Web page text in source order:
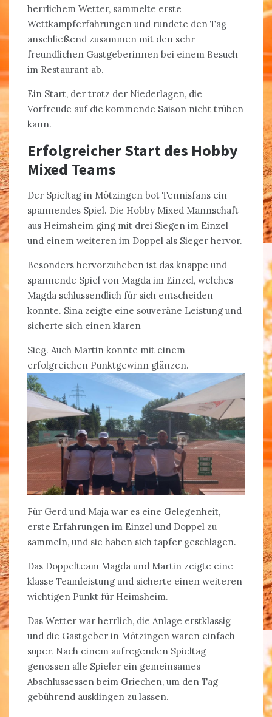
herrlichem Wetter, sammelte erste
Wettkampferfahrungen und rundete den Tag
anschließend zusammen mit den sehr
freundlichen Gastgeberinnen bei einem Besuch
im Restaurant ab.
Ein Start, der trotz der Niederlagen, die
Vorfreude auf die kommende Saison nicht trüben
kann.
Erfolgreicher Start des Hobby
Mixed Teams
Der Spieltag in Mötzingen bot Tennisfans ein
spannendes Spiel. Die Hobby Mixed Mannschaft
aus Heimsheim ging mit drei Siegen im Einzel
und einem weiteren im Doppel als Sieger hervor.
Besonders hervorzuheben ist das knappe und
spannende Spiel von Magda im Einzel, welches
Magda schlussendlich für sich entscheiden
konnte. Sina zeigte eine souveräne Leistung und
sicherte sich einen klaren
Sieg. Auch Martin konnte mit einem
erfolgreichen Punktgewinn glänzen.
Für Gerd und Maja war es eine Gelegenheit,
erste Erfahrungen im Einzel und Doppel zu
sammeln, und sie haben sich tapfer geschlagen.
Das Doppelteam Magda und Martin zeigte eine
klasse Teamleistung und sicherte einen weiteren
wichtigen Punkt für Heimsheim.
Das Wetter war herrlich, die Anlage erstklassig
und die Gastgeber in Mötzingen waren einfach
super. Nach einem aufregenden Spieltag
genossen alle Spieler ein gemeinsames
Abschlussessen beim Griechen, um den Tag
gebührend ausklingen zu lassen.